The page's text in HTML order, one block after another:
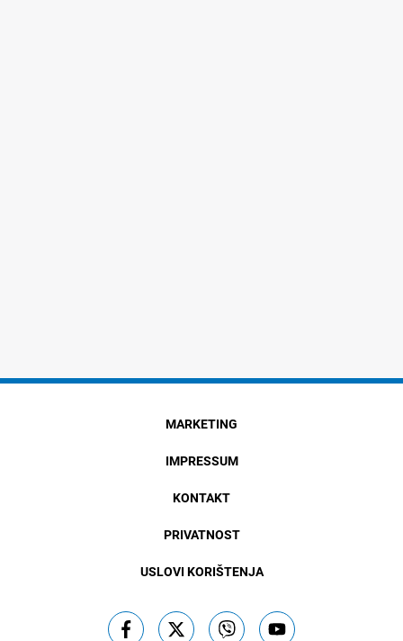
MARKETING
IMPRESSUM
KONTAKT
PRIVATNOST
USLOVI KORIŠTENJA